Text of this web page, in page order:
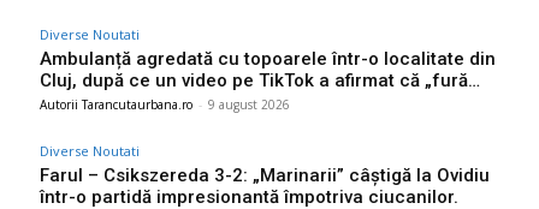
Diverse Noutati
Ambulanță agredată cu topoarele într-o localitate din
Cluj, după ce un video pe TikTok a afirmat că „fură…
Autorii Tarancutaurbana.ro - 9 august 2026
Diverse Noutati
Farul – Csikszereda 3-2: „Marinarii” câștigă la Ovidiu
într-o partidă impresionantă împotriva ciucanilor.